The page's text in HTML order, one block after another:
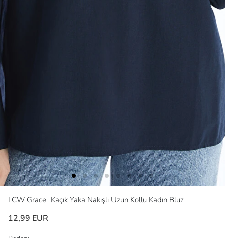
LCW Grace Kaçık Yaka Nakışlı Uzun Kollu Kadın Bluz
12,99 EUR